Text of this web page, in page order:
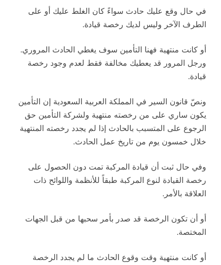
في حال وقع عليك حادث سواءً كان الغلط عليك أو على
الطرف الآخر وليس لديك رخصة قيادة.
أو كانت منتهية فهنا التأمين سوف يغطي الحادث المروري.
ورجل المرور قد يعطيك مخالفة فقط لعدم وجود رخصة
قيادة.
ونصّ قانون السير في المملكة العربية السعودية إن التأمين
يكون ساري على من رخصته منتهية ولشركة التأمين حق
الرجوع على المتسبب بالحادث إذا لم يجدد رخصته المنتهية
خلال خمسون يوم من تاريخ عمل الحادث.
وفي حال ثبت أن قيادة المركبة تمت دون الحصول على
رخصة القيادة لنوع المركبة طبقاً للأنظمة واللوائح ذات
العلاقة بالأمر.
أو أن تكون الرخصة قد صدر بأمر سحبها من قبل الجهات
المختصة.
أو كانت منتهية وقت وقوع الحادث ما لم يجدد الرخصة